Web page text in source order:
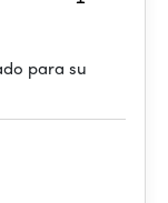
para su